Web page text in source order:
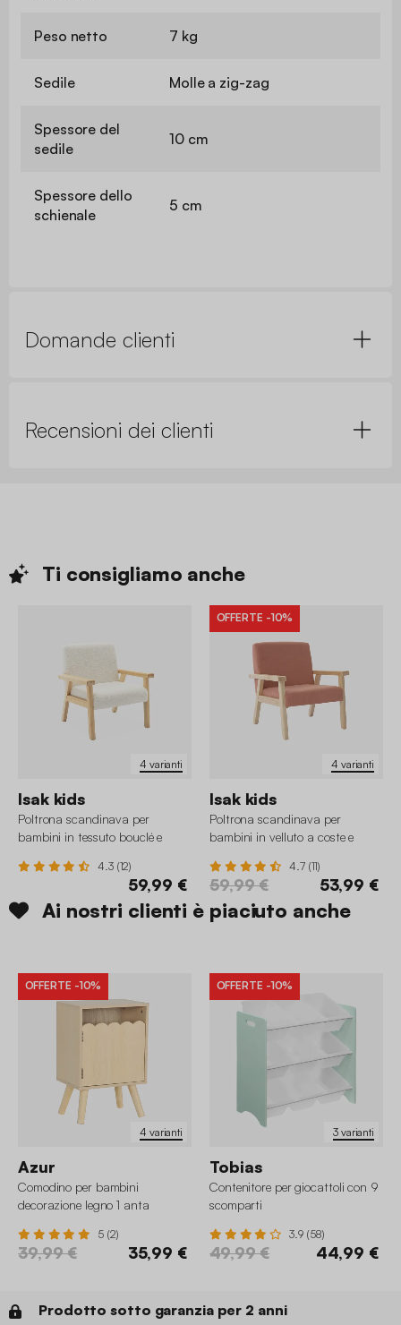
Peso netto 7 kg
Sedile Molle a zig-zag
Spessore del
sedile
10 cm
Spessore dello
schienale
5 cm
Domande clienti
Recensioni dei clienti
Ti consigliamo anche
4 varianti
Isak kids
Poltrona scandinava per
bambini in tessuto bouclé e
4.3 (12)
59,99 €
4 varianti
OFFERTE -10%
Isak kids
Poltrona scandinava per
bambini in velluto a coste e
4.7 (11)
59,99 € 53,99 €
Ai nostri clienti è piaciuto anche
4 varianti
OFFERTE -10%
Azur
Comodino per bambini
decorazione legno 1 anta
5 (2)
39,99 € 35,99 €
3 varianti
OFFERTE -10%
Tobias
Contenitore per giocattoli con 9
scomparti
3.9 (58)
49,99 € 44,99 €
Prodotto sotto garanzia per 2 anni